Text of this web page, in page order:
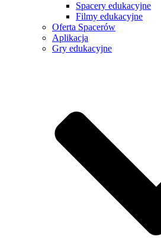
Spacery edukacyjne
Filmy edukacyjne
Oferta Spacerów
Aplikacja
Gry edukacyjne